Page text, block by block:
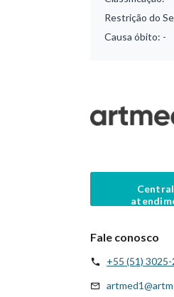
Restrição do
Causa óbito: -
Fale conosco
+55 (51)